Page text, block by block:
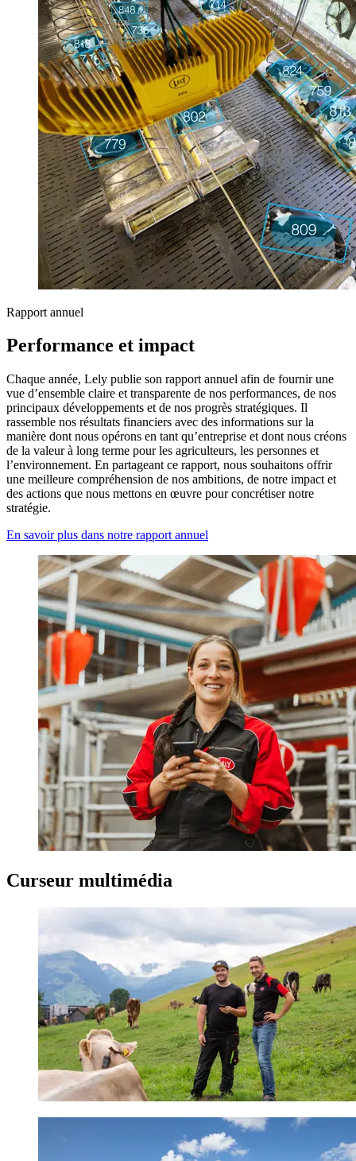
Rapport annuel
Performance et impact
Chaque année, Lely publie son rapport annuel afin de fournir une
vue d’ensemble claire et transparente de nos performances, de nos
principaux développements et de nos progrès stratégiques. Il
rassemble nos résultats financiers avec des informations sur la
manière dont nous opérons en tant qu’entreprise et dont nous créons
de la valeur à long terme pour les agriculteurs, les personnes et
l’environnement. En partageant ce rapport, nous souhaitons offrir
une meilleure compréhension de nos ambitions, de notre impact et
des actions que nous mettons en œuvre pour concrétiser notre
stratégie.
En savoir plus dans notre rapport annuel
Curseur multimédia